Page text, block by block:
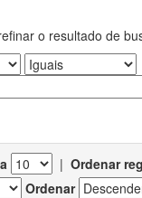
o resultado de
| Ordenar
Ordenar